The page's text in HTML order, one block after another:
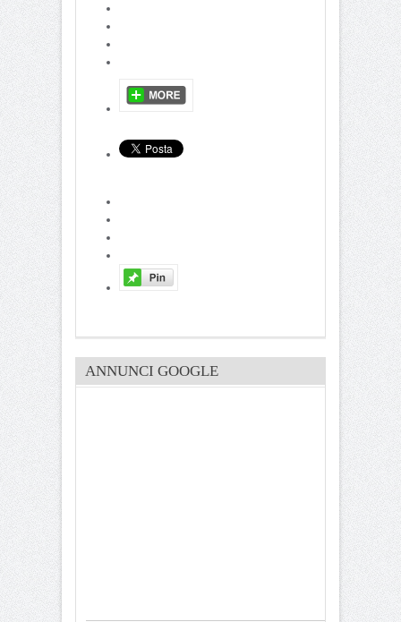
ANNUNCI GOOGLE